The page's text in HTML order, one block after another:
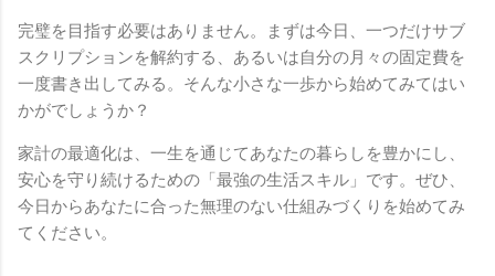
完璧を目指す必要はありません。まずは今日、一つだけサブ
スクリプションを解約する、あるいは自分の月々の固定費を
一度書き出してみる。そんな小さな一歩から始めてみてはい
かがでしょうか？
家計の最適化は、一生を通じてあなたの暮らしを豊かにし、
安心を守り続けるための「最強の生活スキル」です。ぜひ、
今日からあなたに合った無理のない仕組みづくりを始めてみ
てください。